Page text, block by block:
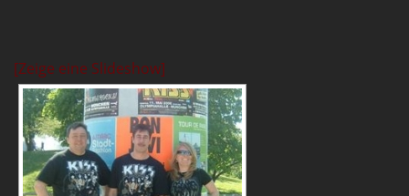
[Zeige eine Slideshow]